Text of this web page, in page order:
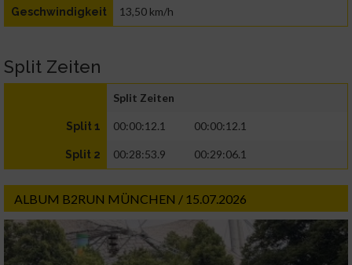
Geschwindigkeit 13,50 km/h
Split Zeiten
Split Zeiten
Split 1 00:00:12.1 00:00:12.1
Split 2 00:28:53.9 00:29:06.1
ALBUM B2RUN MÜNCHEN / 15.07.2026